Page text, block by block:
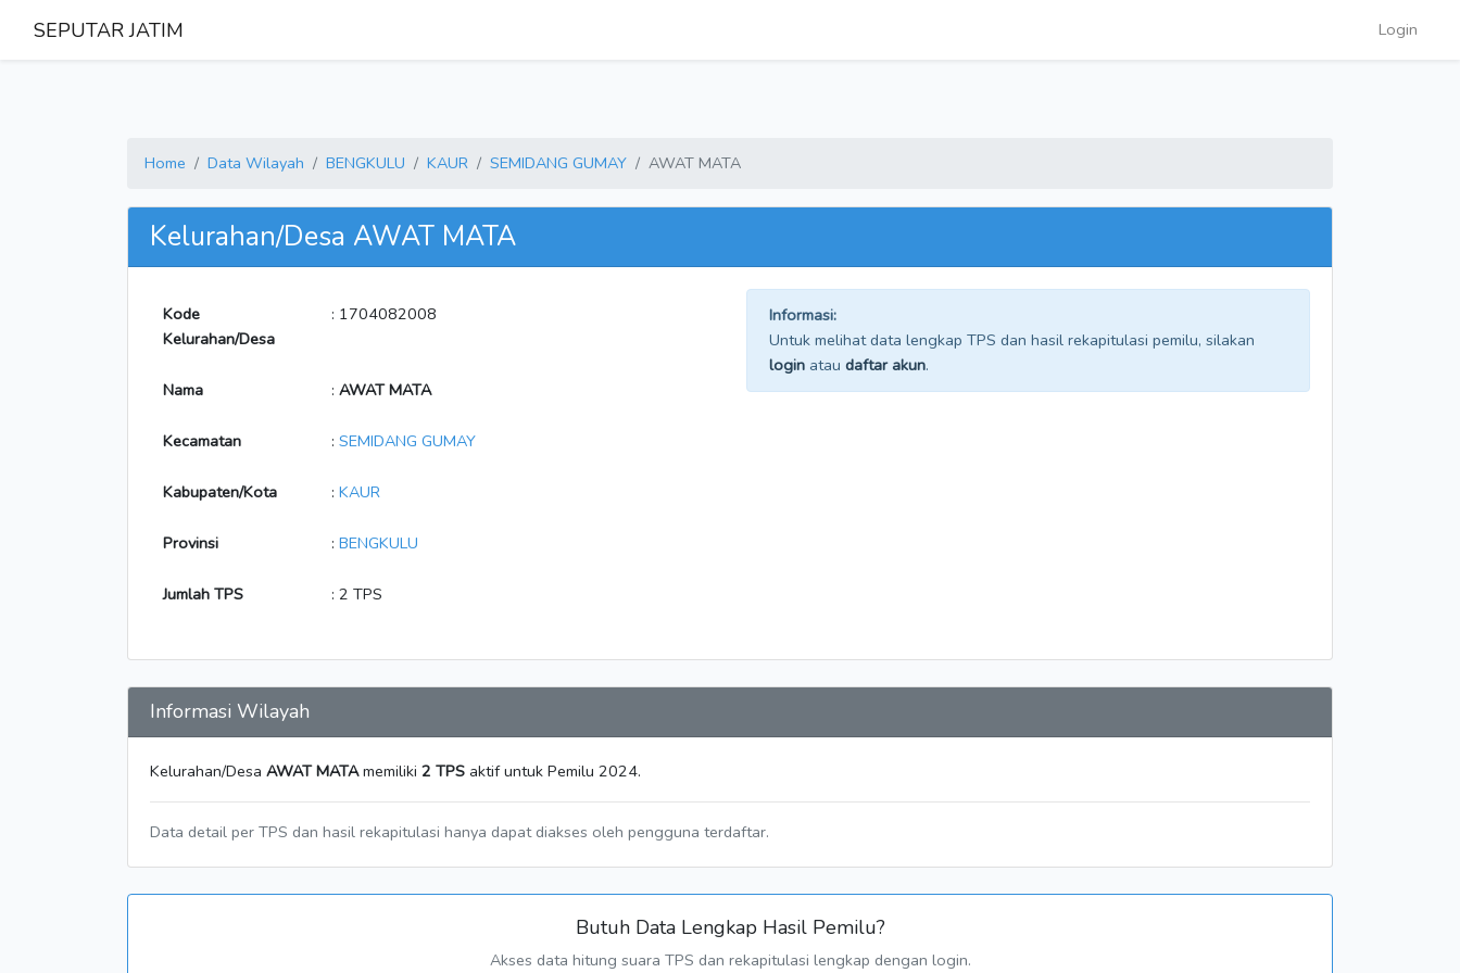
SEPUTAR JATIM Login
Home Data Wilayah BENGKULU KAUR SEMIDANG GUMAY AWAT MATA
Kelurahan/Desa AWAT MATA
Kode
Kelurahan/Desa
: 1704082008
Nama : AWAT MATA
Kecamatan : SEMIDANG GUMAY
Kabupaten/Kota : KAUR
Provinsi : BENGKULU
Jumlah TPS : 2 TPS
Informasi:
Untuk melihat data lengkap TPS dan hasil rekapitulasi pemilu, silakan
login atau daftar akun.
Informasi Wilayah
Kelurahan/Desa AWAT MATAmemiliki 2 TPS aktif untuk Pemilu 2024.
Data detail per TPS dan hasil rekapitulasi hanya dapat diakses oleh pengguna terdaftar.
Butuh Data Lengkap Hasil Pemilu?
Akses data hitung suara TPS dan rekapitulasi lengkap dengan login.